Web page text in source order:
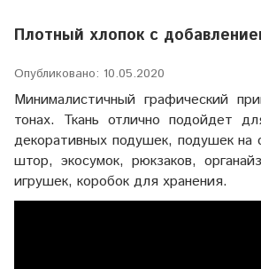
Плотный хлопок с
Опубликовано: 10.05.2020
Минималистичный графический
тонах. Ткань отлично подойдет
декоративных подушек, подушек на
штор, экосумок, рюкзаков,
игрушек, коробок для хранения.